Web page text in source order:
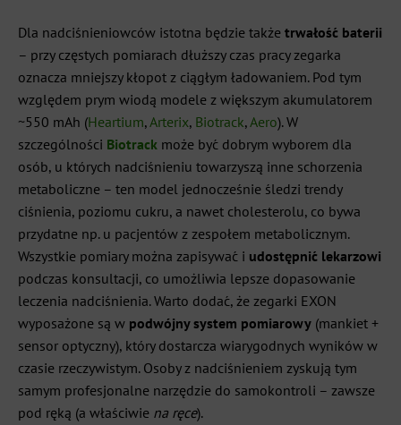
Dla nadciśnieniowców istotna będzie także trwałość baterii
– przy częstych pomiarach dłuższy czas pracy zegarka
oznacza mniejszy kłopot z ciągłym ładowaniem. Pod tym
względem prym wiodą modele z większym akumulatorem
~550 mAh (Heartium, Arterix, Biotrack, Aero). W
szczególności Biotrack może być dobrym wyborem dla
osób, u których nadciśnieniu towarzyszą inne schorzenia
metaboliczne – ten model jednocześnie śledzi trendy
ciśnienia, poziomu cukru, a nawet cholesterolu, co bywa
przydatne np. u pacjentów z zespołem metabolicznym.
Wszystkie pomiary można zapisywać i udostępnić lekarzowi
podczas konsultacji, co umożliwia lepsze dopasowanie
leczenia nadciśnienia. Warto dodać, że zegarki EXON
wyposażone są w podwójny system pomiarowy (mankiet +
sensor optyczny), który dostarcza wiarygodnych wyników w
czasie rzeczywistym. Osoby z nadciśnieniem zyskują tym
samym profesjonalne narzędzie do samokontroli – zawsze
pod ręką (a właściwie na ręce).